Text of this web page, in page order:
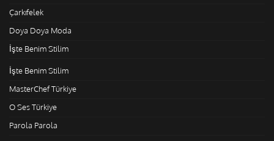
Çarkıfelek
Doya Doya Moda
İşte Benim Stilim
İşte Benim Stilim
MasterChef Türkiye
O Ses Türkiye
Parola Parola